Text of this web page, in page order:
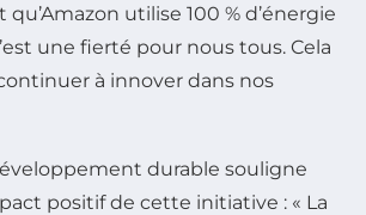
utilise 100 % d’énergie
une fierté pour nous tous. Cela
à innover dans nos
durable souligne
positif de cette initiative : « La